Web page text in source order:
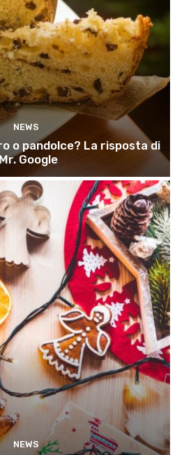
NEWS
o pandolce? La risposta di
Mr. Google
NEWS